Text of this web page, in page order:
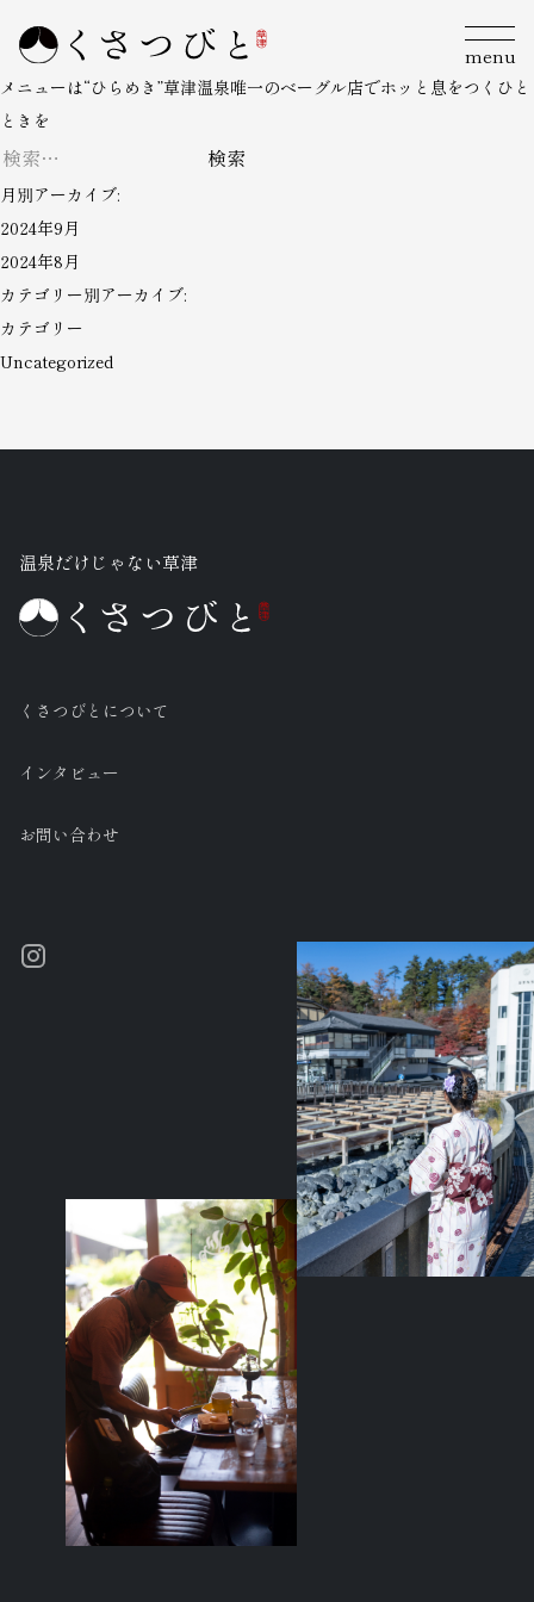
menu
メニューは“ひらめき”草津温泉唯一のベーグル店でホッと息をつくひと
ときを
検
索:
月別アーカイブ:
2024年9月
2024年8月
カテゴリー別アーカイブ:
カテゴリー
Uncategorized
温泉だけじゃない草津
くさつびとについて
インタビュー
お問い合わせ